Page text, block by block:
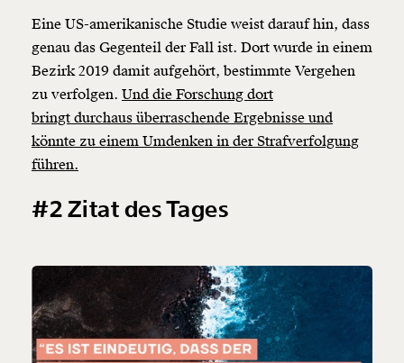
Eine US-amerikanische Studie weist darauf hin, dass
genau das Gegenteil der Fall ist. Dort wurde in einem
Bezirk 2019 damit aufgehört, bestimmte Vergehen
zu verfolgen. Und die Forschung dort
bringt durchaus überraschende Ergebnisse und
könnte zu einem Umdenken in der Strafverfolgung
führen.
#2 Zitat des Tages